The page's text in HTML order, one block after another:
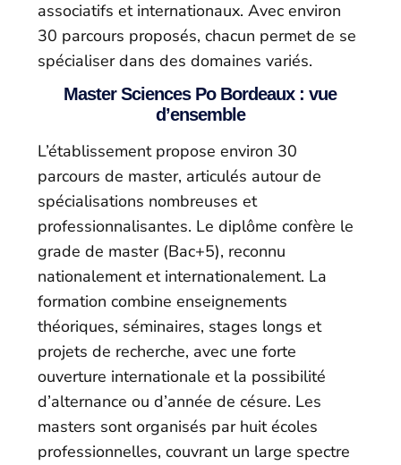
associatifs et internationaux. Avec environ
30 parcours proposés, chacun permet de se
spécialiser dans des domaines variés.
Master Sciences Po Bordeaux : vue
d’ensemble
L’établissement propose environ 30
parcours de master, articulés autour de
spécialisations nombreuses et
professionnalisantes. Le diplôme confère le
grade de master (Bac+5), reconnu
nationalement et internationalement. La
formation combine enseignements
théoriques, séminaires, stages longs et
projets de recherche, avec une forte
ouverture internationale et la possibilité
d’alternance ou d’année de césure. Les
masters sont organisés par huit écoles
professionnelles, couvrant un large spectre